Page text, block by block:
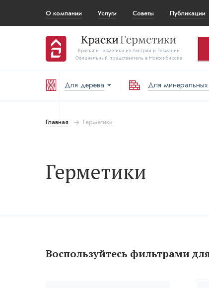
О компании Услуги Советы Публикации
Краски и герметики из Австрии и Германии
Официальный представитель в Новосибирске
Для дерева Для
Главная Герметики
Герметики
Воспользуйтесь фильтрами